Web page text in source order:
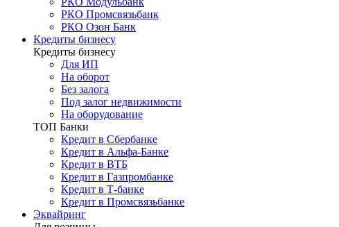
РКО Промсвязьбанк
РКО Озон Банк
Кредиты бизнесу
Кредиты бизнесу
Для ИП
На оборот
Без залога
Под залог недвижимости
На оборудование
ТОП Банки
Кредит в Сбербанке
Кредит в Альфа-Банке
Кредит в ВТБ
Кредит в Газпромбанке
Кредит в Т-банке
Кредит в Промсвязьбанке
Эквайринг